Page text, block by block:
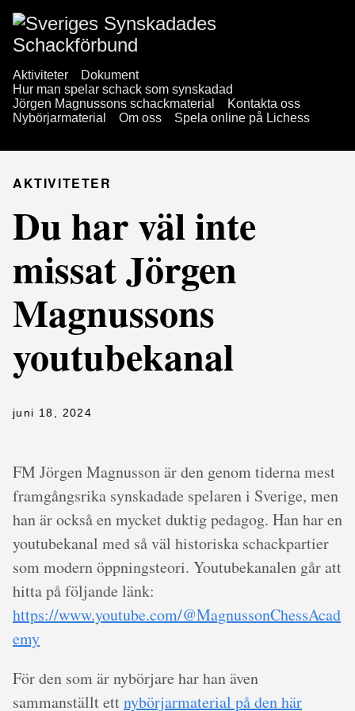
Aktiviteter
Dokument
Hur man spelar schack som synskadad
Jörgen Magnussons schackmaterial
Kontakta oss
Nybörjarmaterial
Om oss Spela online på Lichess
AKTIVITETER
Du har väl inte
missat Jörgen
Magnussons
youtubekanal
juni 18, 2024
FM Jörgen Magnusson är den genom tiderna mest
framgångsrika synskadade spelaren i Sverige, men
han är också en mycket duktig pedagog. Han har en
youtubekanal med så väl historiska schackpartier
som modern öppningsteori. Youtubekanalen går att
hitta på följande länk:
https://www.youtube.com/@MagnussonChessAcad
emy
För den som är nybörjare har han även
sammanställt ettnybörjarmaterial på den här